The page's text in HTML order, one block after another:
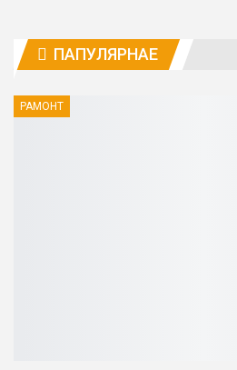
ПАПУЛЯРНАЕ
РАМОНТ